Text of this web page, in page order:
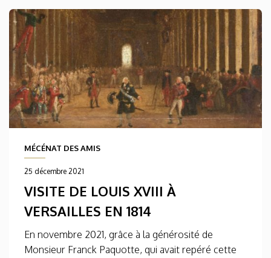
MÉCÉNAT DES AMIS
25 décembre 2021
VISITE DE LOUIS XVIII À
VERSAILLES EN 1814
En novembre 2021, grâce à la générosité de
Monsieur Franck Paquotte, qui avait repéré cette